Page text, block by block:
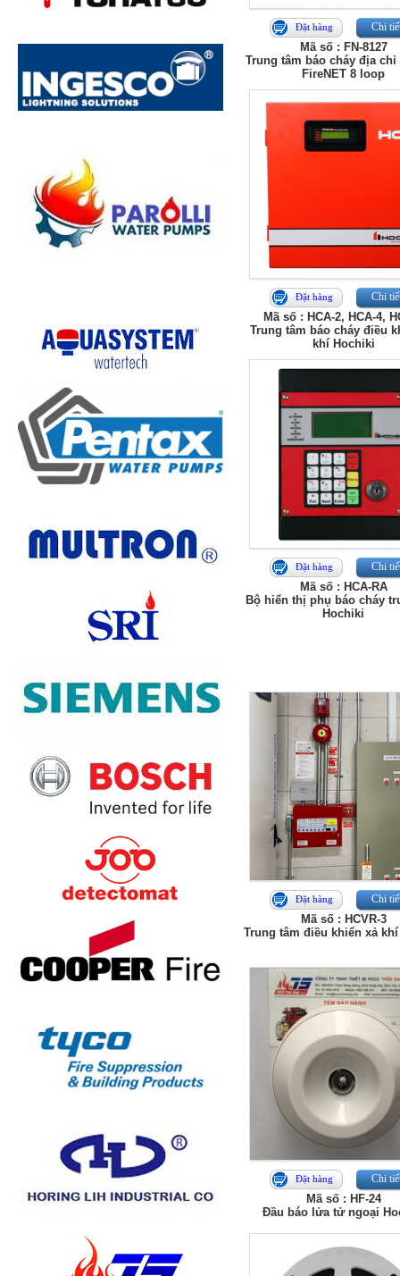
Đặt hàng Chi
Mã số : FN-8127
Trung tâm báo cháy địa
FireNET 8 loop
Đặt hàng Chi
Mã số : HCA-2, HCA-4,
Trung tâm báo cháy điều
khí Hochiki
Đặt hàng Chi
Mã số : HCA-RA
Bộ hiển thị phụ báo cháy
Hochiki
Đặt hàng Chi
Mã số : HCVR-3
Trung tâm điều khiển xả
Đặt hàng Chi
Mã số : HF-24
Đầu báo lửa tử ngoại